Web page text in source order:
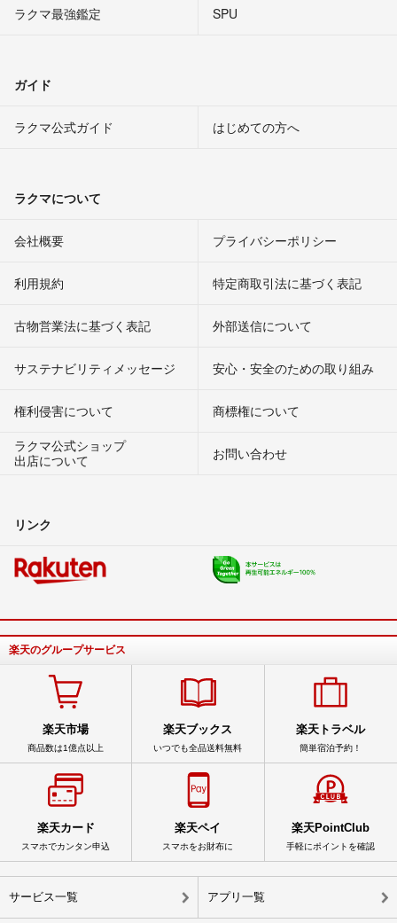
ラクマ最強鑑定
SPU
ガイド
ラクマ公式ガイド はじめての方へ
ラクマについて
会社概要 プライバシーポリシー
利用規約 特定商取引法に基づく表記
古物営業法に基づく表記 外部送信について
サステナビリティメッセージ 安心・安全のための取り組み
権利侵害について
商標権について
ラクマ公式ショップ
出店について
お問い合わせ
リンク
楽天のグループサービス
楽天市場
商品数は1億点以上
楽天ブックス
いつでも全品送料無料
楽天トラベル
簡単宿泊予約！
楽天カード
スマホでカンタン申込
楽天ペイ
スマホをお財布に
楽天PointClub
手軽にポイントを確認
サービス一覧 アプリ一覧